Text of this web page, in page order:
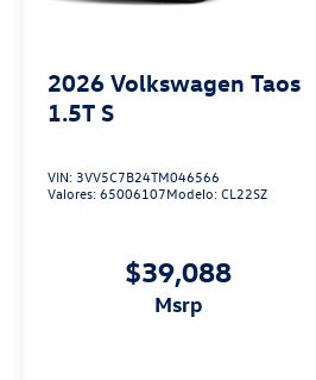
2026 Volkswagen Taos
1.5T S
VIN: 3VV5C7B24TM046566
Valores:65006107Modelo:CL22SZ
$39,088
msrp